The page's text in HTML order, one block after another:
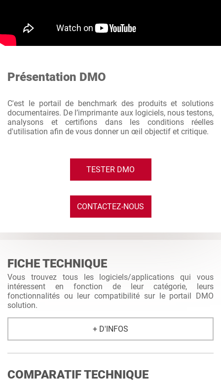
Présentation DMO
C'est le portail de benchmark des produits et solutions
documentaires. De l’imprimante aux logiciels, nous testons,
analysons et certifions dans les conditions réelles
d'utilisation afin de vous donner un œil objectif et critique.
TESTER DMO
CONTACTEZ-NOUS
FICHE TECHNIQUE
Vous trouvez tous les logiciels/applications qui vous
intéressent en fonction de leur catégorie, leurs
fonctionnalités ou leur compatibilité sur le portail DMO
solution.
+ D'INFOS
COMPARATIF TECHNIQUE